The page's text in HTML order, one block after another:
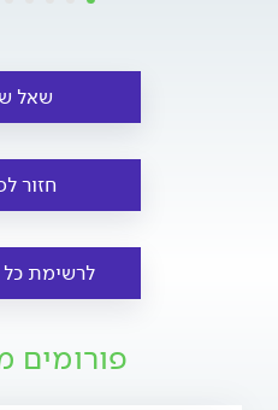
שאל
חזור
לרשימת כל
פורומים